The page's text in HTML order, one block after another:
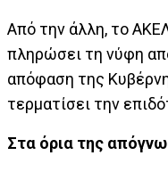
Από την άλλη, το
πληρώσει τη νύφη
απόφαση της
τερματίσει την
Στα όρια της